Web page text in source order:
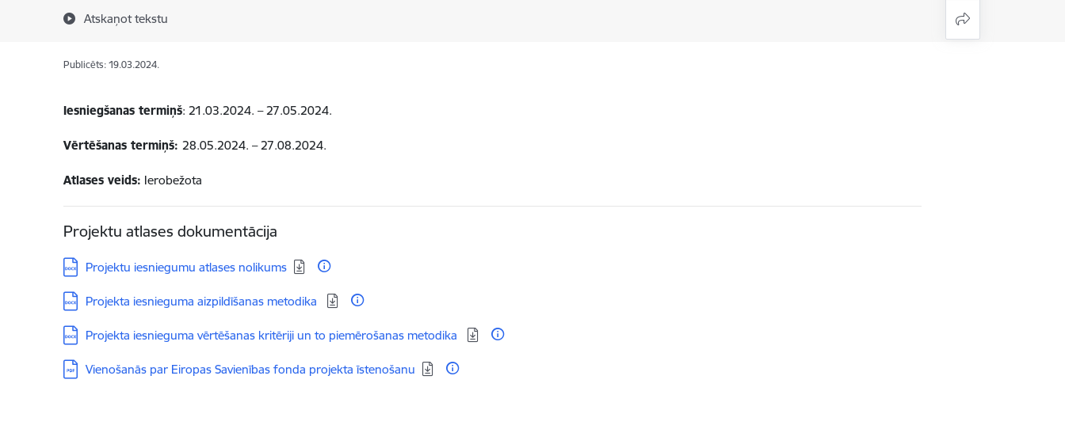
Atskaņot tekstu
Publicēts: 19.03.2024.
Iesniegšanas termiņš: 21.03.2024. – 27.05.2024.
Vērtēšanas termiņš: 28.05.2024. – 27.08.2024.
Atlases veids: Ierobežota
Projektu atlases dokumentācija
Lejupielādēt:
Projektu iesniegumu atlases nolikums
Lejupielādēt:
Projekta iesnieguma aizpildīšanas metodika
Lejupielādēt:
Projekta iesnieguma vērtēšanas kritēriji un to piemērošanas metodika
Lejupielādēt:
Vienošanās par Eiropas Savienības fonda projekta īstenošanu